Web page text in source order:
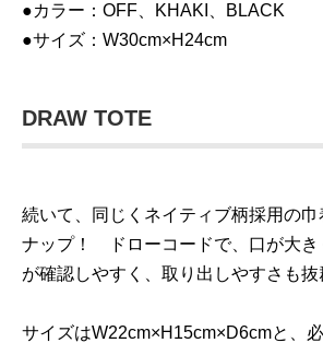
●カラー：OFF、KHAKI、BLACK
●サイズ：W30cm×H24cm
DRAW TOTE
続いて、同じくネイティブ柄採用の
ナップ！ ドローコードで、口が大き
が確認しやすく、取り出しやすさも抜
サイズはW22cm×H15cm×D6cmと、